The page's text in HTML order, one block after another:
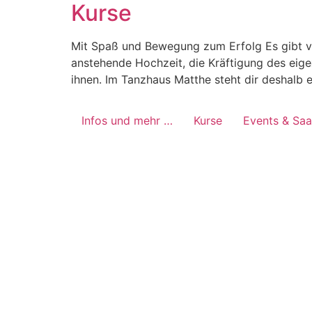
Kurse
Mit Spaß und Bewegung zum Erfolg Es gibt
anstehende Hochzeit, die Kräftigung des
ihnen. Im Tanzhaus Matthe steht dir deshalb
Infos und mehr … Kurse Events &